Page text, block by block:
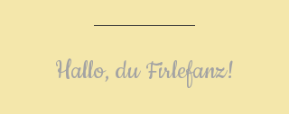
Hallo, du Firlefanz!